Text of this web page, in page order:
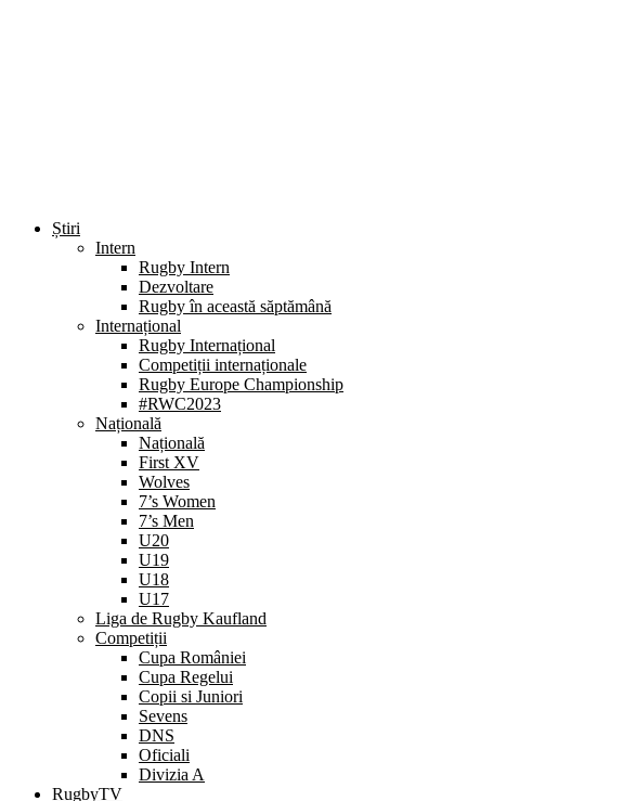
Știri
Intern
Rugby Intern
Dezvoltare
Rugby în această săptămână
Internațional
Rugby Internațional
Competiții internaționale
Rugby Europe Championship
#RWC2023
Națională
Națională
First XV
Wolves
7’s Women
7’s Men
U20
U19
U18
U17
Liga de Rugby Kaufland
Competiții
Cupa României
Cupa Regelui
Copii si Juniori
Sevens
DNS
Oficiali
Divizia A
RugbyTV